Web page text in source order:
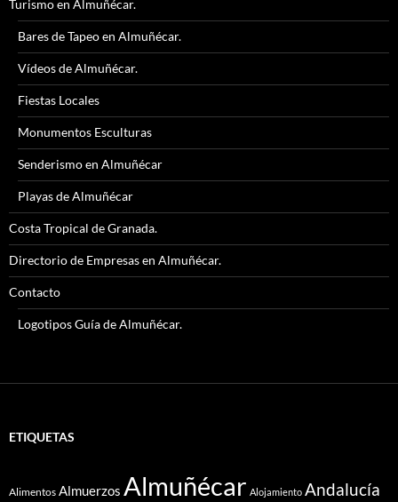
Turismo en Almuñécar.
Bares de Tapeo en Almuñécar.
Vídeos de Almuñécar.
Fiestas Locales
Monumentos Esculturas
Senderismo en Almuñécar
Playas de Almuñécar
Costa Tropical de Granada.
Directorio de Empresas en Almuñécar.
Contacto
Logotipos Guía de Almuñécar.
ETIQUETAS
Alimentos Almuerzos Almuñécar Alojamiento Andalucía